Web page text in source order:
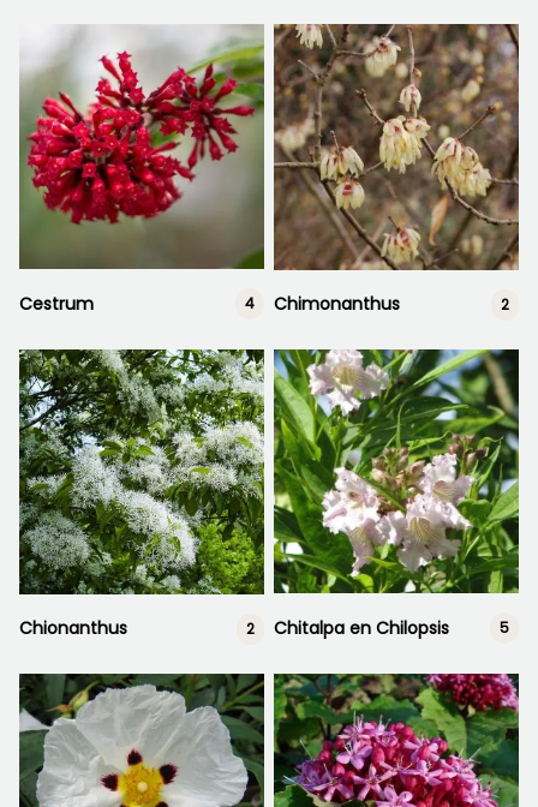
Cestrum 4 Chimonanthus 2
Chionanthus 2 Chitalpa en Chilopsis 5